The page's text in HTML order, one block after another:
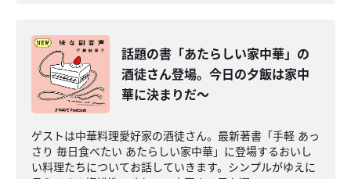
話題の書「あたらしい家中華」の
酒徒さん登場。今日の夕飯は家中
華に決まりだ～
ゲストは中華料理愛好家の酒徒さん。最新著書「手軽 あっ
さり 毎日食べたい あたらしい家中華」に登場するおいし
い料理たちについてお話していきます。シンプルがゆえに